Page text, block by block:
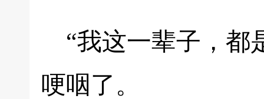
“我这一辈子，都
哽咽了。